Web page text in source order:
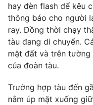
THỜI BÁO VTV
Theo dõi báo trên
Cơ quan chủ quản:Đài
hay đèn flash để kêu
thông báo cho người
ray. Đồng thời chạy
tàu đang di chuyển.
mặt đất và trên
của đoàn tàu.
Trường hợp tàu đến
nằm úp mặt xuống